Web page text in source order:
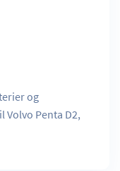
og
Penta D2,